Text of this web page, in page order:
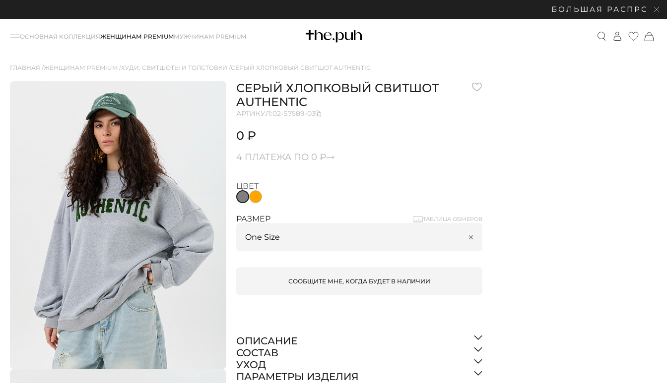
БОЛЬШАЯ РАСПРОДАЖА:
ОСНОВНАЯ КОЛЛЕКЦИЯЖЕНЩИНАМ PREMIUMМУЖЧИНАМ PREMIUM
ГЛАВНАЯ ЖЕНЩИНАМ PREMIUM ХУДИ, СВИТШОТЫ И ТОЛСТОВКИ СЕРЫЙ ХЛОПКОВЫЙ СВИТШОТ AUTHENTIC
СЕРЫЙ ХЛОПКОВЫЙ СВИТШОТ
AUTHENTIC
АРТИКУЛ:02-S7589-03
0 ₽
4 ПЛАТЕЖА ПО 0 ₽
ЦВЕТ
РАЗМЕР ТАБЛИЦА ОБМЕРОВ
СООБЩИТЕ МНЕ, КОГДА БУДЕТ В НАЛИЧИИ
ОПИСАНИЕ
СОСТАВ
УХОД
ПАРАМЕТРЫ ИЗДЕЛИЯ